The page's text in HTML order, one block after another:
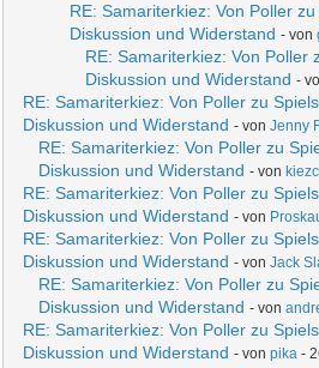
RE: Samariterkiez: Von Poller
Diskussion und Widerstand - von
RE: Samariterkiez: Von Poller
Diskussion und Widerstand -
RE: Samariterkiez: Von Poller zu
Diskussion und Widerstand - vonJenny
RE: Samariterkiez: Von Poller zu
Diskussion und Widerstand - von
RE: Samariterkiez: Von Poller zu
Diskussion und Widerstand - von
RE: Samariterkiez: Von Poller zu
Diskussion und Widerstand - vonJack
RE: Samariterkiez: Von Poller zu
Diskussion und Widerstand - von
RE: Samariterkiez: Von Poller zu
Diskussion und Widerstand - vonpika -